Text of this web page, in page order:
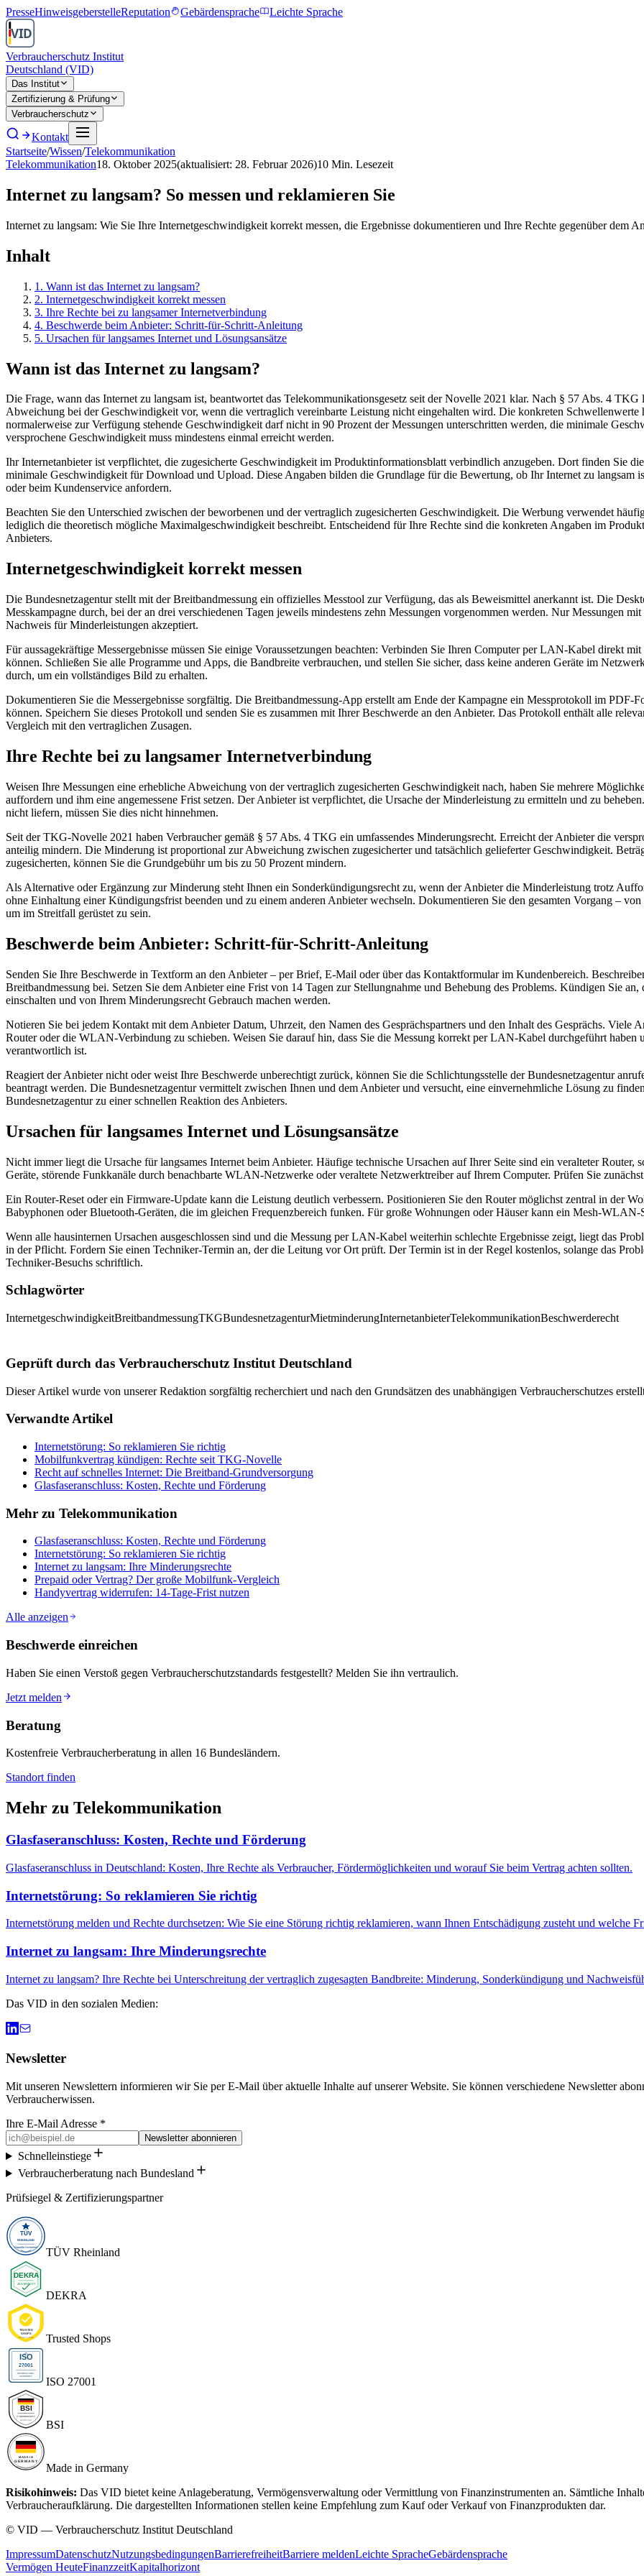
PresseHinweisgeberstelleReputation Gebärdensprache Leichte Sprache
Verbraucherschutz Institut
Deutschland (VID)
Das Institut
Zertifizierung & Prüfung
Verbraucherschutz
Kontakt
Startseite/Wissen/Telekommunikation
Telekommunikation18. Oktober 2025(aktualisiert: 28. Februar 2026)10 Min. Lesezeit
Internet zu langsam? So messen und reklamieren Sie
Internet zu langsam: Wie Sie Ihre Internetgeschwindigkeit korrekt messen, die Ergebnisse dokumentieren und Ihre Rechte gegenüber dem
Inhalt
1 . Wann ist das Internet zu langsam?
2. Internetgeschwindigkeit korrekt messen
3. Ihre Rechte bei zu langsamer Internetverbindung
4. Beschwerde beim Anbieter: Schritt-für-Schritt-Anleitung
5. Ursachen für langsames Internet und Lösungsansätze
Wann ist das Internet zu langsam?
Die Frage, wann das Internet zu langsam ist, beantwortet das Telekommunikationsgesetz seit der Novelle 2021 klar. Nach § 57 Abs. 4
Abweichung bei der Geschwindigkeit vor, wenn die vertraglich vereinbarte Leistung nicht eingehalten wird. Die konkreten Schwellenwerte
normalerweise zur Verfügung stehende Geschwindigkeit darf nicht in 90 Prozent der Messungen unterschritten werden, die minimale
versprochene Geschwindigkeit muss mindestens einmal erreicht werden.
Ihr Internetanbieter ist verpflichtet, die zugesicherte Geschwindigkeit im Produktinformationsblatt verbindlich anzugeben. Dort finden Sie
minimale Geschwindigkeit für Download und Upload. Diese Angaben bilden die Grundlage für die Bewertung, ob Ihr Internet zu langsam
oder beim Kundenservice anfordern.
Beachten Sie den Unterschied zwischen der beworbenen und der vertraglich zugesicherten Geschwindigkeit. Die Werbung verwendet
lediglich die theoretisch mögliche Maximalgeschwindigkeit beschreibt. Entscheidend für Ihre Rechte sind die konkreten Angaben im
Anbieters.
Internetgeschwindigkeit korrekt messen
Die Bundesnetzagentur stellt mit der Breitbandmessung ein offizielles Messtool zur Verfügung, das als Beweismittel anerkannt ist. Die
Messkampagne durch, bei der an drei verschiedenen Tagen jeweils mindestens zehn Messungen vorgenommen werden. Nur Messungen
Nachweis für Minderleistungen akzeptiert.
Für aussagekräftige Messergebnisse müssen Sie einige Voraussetzungen beachten: Verbinden Sie Ihren Computer per LAN-Kabel direkt
können. Schließen Sie alle Programme und Apps, die Bandbreite verbrauchen, und stellen Sie sicher, dass keine anderen Geräte im
durch, um ein vollständiges Bild zu erhalten.
Dokumentieren Sie die Messergebnisse sorgfältig. Die Breitbandmessung-App erstellt am Ende der Kampagne ein Messprotokoll im PDF-
können. Speichern Sie dieses Protokoll und senden Sie es zusammen mit Ihrer Beschwerde an den Anbieter. Das Protokoll enthält alle
Vergleich mit den vertraglichen Zusagen.
Ihre Rechte bei zu langsamer Internetverbindung
Weisen Ihre Messungen eine erhebliche Abweichung von der vertraglich zugesicherten Geschwindigkeit nach, haben Sie mehrere
auffordern und ihm eine angemessene Frist setzen. Der Anbieter ist verpflichtet, die Ursache der Minderleistung zu ermitteln und zu
nicht liefern, müssen Sie dies nicht hinnehmen.
Seit der TKG-Novelle 2021 haben Verbraucher gemäß § 57 Abs. 4 TKG ein umfassendes Minderungsrecht. Erreicht der Anbieter die
anteilig mindern. Die Minderung ist proportional zur Abweichung zwischen zugesicherter und tatsächlich gelieferter Geschwindigkeit.
zugesicherten, können Sie die Grundgebühr um bis zu 50 Prozent mindern.
Als Alternative oder Ergänzung zur Minderung steht Ihnen ein Sonderkündigungsrecht zu, wenn der Anbieter die Minderleistung trotz
ohne Einhaltung einer Kündigungsfrist beenden und zu einem anderen Anbieter wechseln. Dokumentieren Sie den gesamten Vorgang –
um im Streitfall gerüstet zu sein.
Beschwerde beim Anbieter: Schritt-für-Schritt-Anleitung
Senden Sie Ihre Beschwerde in Textform an den Anbieter – per Brief, E-Mail oder über das Kontaktformular im Kundenbereich.
Breitbandmessung bei. Setzen Sie dem Anbieter eine Frist von 14 Tagen zur Stellungnahme und Behebung des Problems. Kündigen Sie
einschalten und von Ihrem Minderungsrecht Gebrauch machen werden.
Notieren Sie bei jedem Kontakt mit dem Anbieter Datum, Uhrzeit, den Namen des Gesprächspartners und den Inhalt des Gesprächs. Viele
Router oder die WLAN-Verbindung zu schieben. Weisen Sie darauf hin, dass Sie die Messung korrekt per LAN-Kabel durchgeführt haben
verantwortlich ist.
Reagiert der Anbieter nicht oder weist Ihre Beschwerde unberechtigt zurück, können Sie die Schlichtungsstelle der Bundesnetzagentur
beantragt werden. Die Bundesnetzagentur vermittelt zwischen Ihnen und dem Anbieter und versucht, eine einvernehmliche Lösung zu
Bundesnetzagentur zu einer schnellen Reaktion des Anbieters.
Ursachen für langsames Internet und Lösungsansätze
Nicht immer liegt die Ursache für langsames Internet beim Anbieter. Häufige technische Ursachen auf Ihrer Seite sind ein veralteter
Geräte, störende Funkkanäle durch benachbarte WLAN-Netzwerke oder veraltete Netzwerktreiber auf Ihrem Computer. Prüfen Sie
Ein Router-Reset oder ein Firmware-Update kann die Leistung deutlich verbessern. Positionieren Sie den Router möglichst zentral in der
Babyphonen oder Bluetooth-Geräten, die im gleichen Frequenzbereich funken. Für große Wohnungen oder Häuser kann ein Mesh-
Wenn alle hausinternen Ursachen ausgeschlossen sind und die Messung per LAN-Kabel weiterhin schlechte Ergebnisse zeigt, liegt das
in der Pflicht. Fordern Sie einen Techniker-Termin an, der die Leitung vor Ort prüft. Der Termin ist in der Regel kostenlos, solange das
Techniker-Besuchs schriftlich.
Schlagwörter
InternetgeschwindigkeitBreitbandmessungTKGBundesnetzagenturMietminderungInternetanbieterTelekommunikationBeschwerderecht
Geprüft durch das Verbraucherschutz Institut Deutschland
Dieser Artikel wurde von unserer Redaktion sorgfältig recherchiert und nach den Grundsätzen des unabhängigen Verbraucherschutzes
Verwandte Artikel
Internetstörung: So reklamieren Sie richtig
Mobilfunkvertrag kündigen: Rechte seit TKG-Novelle
Recht auf schnelles Internet: Die Breitband-Grundversorgung
Glasfaseranschluss: Kosten, Rechte und Förderung
Mehr zu Telekommunikation
Glasfaseranschluss: Kosten, Rechte und Förderung
Internetstörung: So reklamieren Sie richtig
Internet zu langsam: Ihre Minderungsrechte
Prepaid oder Vertrag? Der große Mobilfunk-Vergleich
Handyvertrag widerrufen: 14-Tage-Frist nutzen
Alle anzeigen
Beschwerde einreichen
Haben Sie einen Verstoß gegen Verbraucherschutzstandards festgestellt? Melden Sie ihn vertraulich.
Jetzt melden
Beratung
Kostenfreie Verbraucherberatung in allen 16 Bundesländern.
Standort finden
Mehr zu Telekommunikation
Glasfaseranschluss: Kosten, Rechte und Förderung
Glasfaseranschluss in Deutschland: Kosten, Ihre Rechte als Verbraucher, Fördermöglichkeiten und worauf Sie beim Vertrag achten sollten.
Internetstörung: So reklamieren Sie richtig
Internetstörung melden und Rechte durchsetzen: Wie Sie eine Störung richtig reklamieren, wann Ihnen Entschädigung zusteht und welche
Internet zu langsam: Ihre Minderungsrechte
Internet zu langsam? Ihre Rechte bei Unterschreitung der vertraglich zugesagten Bandbreite: Minderung, Sonderkündigung und
Das VID in den sozialen Medien:
Newsletter
Mit unseren Newslettern informieren wir Sie per E-Mail über aktuelle Inhalte auf unserer Website. Sie können verschiedene Newsletter
Verbraucherwissen.
Ihre E-Mail Adresse *
Newsletter abonnieren
Schnelleinstiege
Verbraucherberatung nach Bundesland
Prüfsiegel & Zertifizierungspartner
TÜV Rheinland
DEKRA
Trusted Shops
ISO 27001
BSI
Made in Germany
Risikohinweis: Das VID bietet keine Anlageberatung, Vermögensverwaltung oder Vermittlung von Finanzinstrumenten an. Sämtliche
Verbraucheraufklärung. Die dargestellten Informationen stellen keine Empfehlung zum Kauf oder Verkauf von Finanzprodukten dar.
© VID — Verbraucherschutz Institut Deutschland
ImpressumDatenschutzNutzungsbedingungenBarrierefreiheitBarriere meldenLeichte SpracheGebärdensprache
Vermögen HeuteFinanzzeitKapitalhorizont